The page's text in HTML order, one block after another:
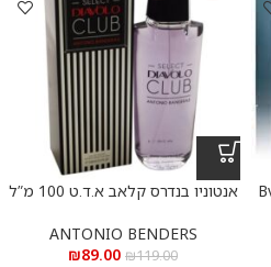
אנטוניו בנדרס קלאב א.ד.ט 100 מ”ל
ANTONIO BENDERS
₪119.00
₪89.00